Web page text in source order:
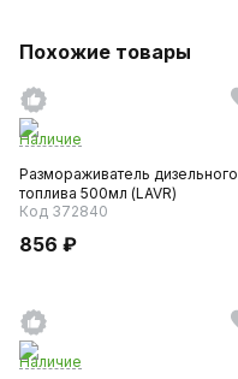
Похожие товары
Наличие
Размораживатель дизельного
топлива 500мл (LAVR)
Код 372840
856 ₽
Наличие